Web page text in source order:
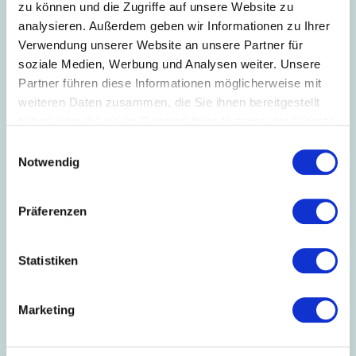
zu können und die Zugriffe auf unsere Website zu
analysieren. Außerdem geben wir Informationen zu Ihrer
Verwendung unserer Website an unsere Partner für
soziale Medien, Werbung und Analysen weiter. Unsere
Partner führen diese Informationen möglicherweise mit
weiteren Daten zusammen, die Sie ihnen bereitgestellt
Notwendig
Präferenzen
Statistiken
Marketing
jetzt den Termin vor!
Mai 2018
11.05.2018
Neuer Masterstudiengang an der PH
Freiburg
Die Pädagogische Hochschule Freiburg
erweitert zum Wintersemester 2018/19 ihr
den neuen Masterstudiengang „M. Sc.
Berufspädagogik – Textiltechnik und
April 2018
ein Wearable, das die Zusammenarbeit
von Menschen und Robotern optimiert.